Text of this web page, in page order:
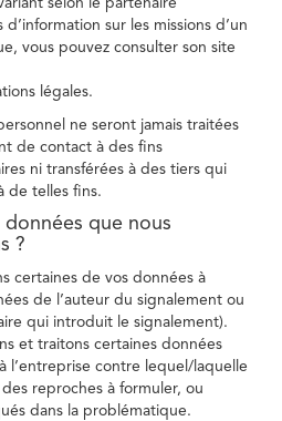
selon le partenaire
sur les missions d’un
vous pouvez consulter son site
légales.
ne seront jamais traitées
de contact à des fins
ni transférées à des tiers qui
de telles fins.
que nous
?
certaines de vos données à
de l’auteur du signalement ou
qui introduit le signalement).
et traitons certaines données
l’entreprise contre lequel/laquelle
reproches à formuler, ou
dans la problématique.